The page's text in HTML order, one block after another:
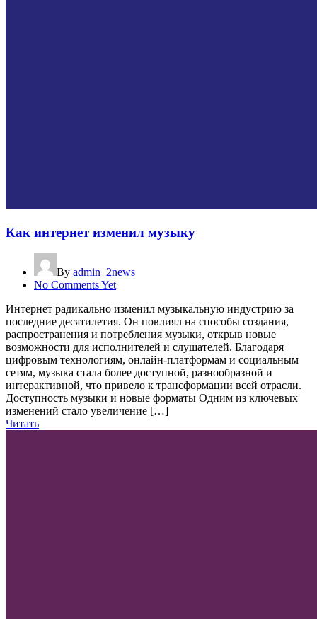
Как интернет изменил музыку
By admin_2news
No Comments Yet
Интернет радикально изменил музыкальную индустрию за
последние десятилетия. Он повлиял на способы создания,
распространения и потребления музыки, открыв новые
возможности для исполнителей и слушателей. Благодаря
цифровым технологиям, онлайн-платформам и социальным
сетям, музыка стала более доступной, разнообразной и
интерактивной, что привело к трансформации всей отрасли.
Доступность музыки и новые форматы Одним из ключевых
изменений стало увеличение […]
Читать